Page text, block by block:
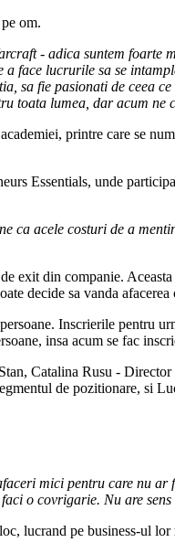
om.
- adica suntem
face lucrurile sa se
sa fie pasionati de ceea
toata lumea, dar acum ne
printre care se
Essentials, unde
ca acele costuri de a
exit din companie.
decide sa vanda afacerea
Inscrierile pentru
insa acum se fac
Catalina Rusu -
de pozitionare, si
mici pentru care nu
o covrigarie. Nu are
lucrand pe business-ul